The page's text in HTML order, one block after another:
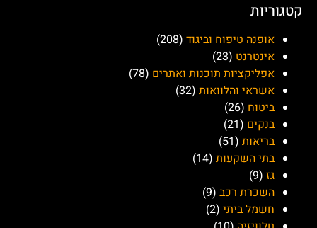
קטגוריות
אופנה טיפוח וביגוד (208)
אינטרנט (23)
אפליקציות תוכנות ואתרים (78)
אשראי והלוואות (32)
ביטוח (26)
בנקים (21)
בריאות (51)
בתי השקעות (14)
גז (9)
השכרת רכב (9)
חשמל ביתי (2)